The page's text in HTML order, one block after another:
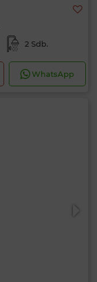
2 Sdb.
WhatsApp